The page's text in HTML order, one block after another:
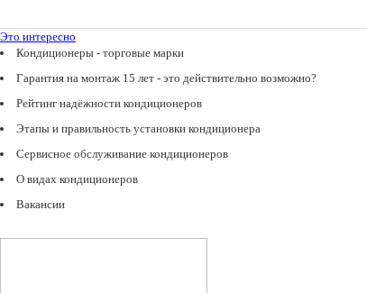
Это интересно
Кондиционеры - торговые марки
Гарантия на монтаж 15 лет - это действительно возможно?
Рейтинг надёжности кондиционеров
Этапы и правильность установки кондиционера
Сервисное обслуживание кондиционеров
О видах кондиционеров
Вакансии